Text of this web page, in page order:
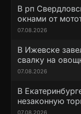
В рп
окнами от
07.08.2026
В Ижевске
свалку на
07.08.2026
В
незаконную
07.08.2026